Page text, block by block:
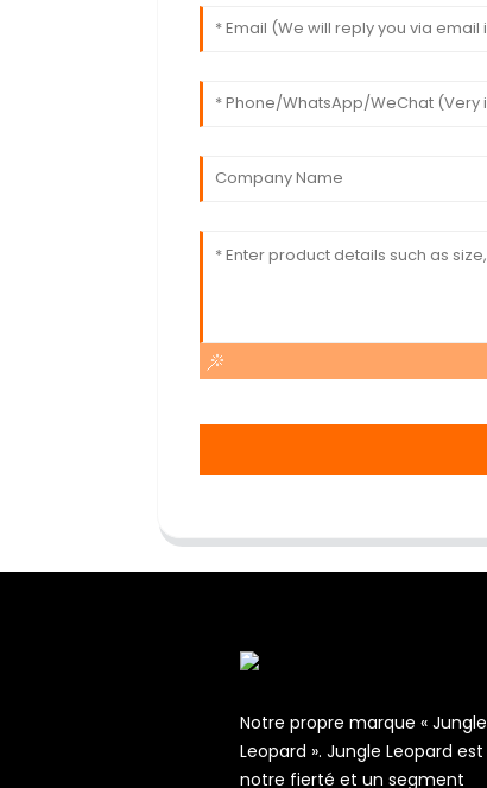
Notre propre marque « Jungle
Leopard ». Jungle Leopard est
notre fierté et un segment